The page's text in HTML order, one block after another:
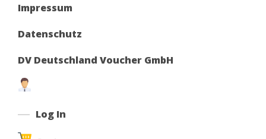
Impressum
Datenschutz
DV Deutschland Voucher GmbH
Log In